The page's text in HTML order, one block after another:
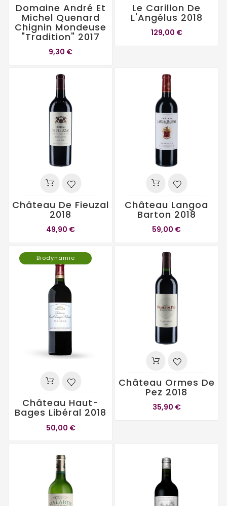
Domaine André Et
Michel Quenard
Chignin Mondeuse
"Tradition" 2017
9,30 €
Le Carillon De
L'Angélus 2018
129,00 €
Château De Fieuzal
2018
49,90 €
Château Langoa
Barton 2018
59,00 €
Biodynamie
Château Haut-
Bages Libéral 2018
50,00 €
Château Ormes De
Pez 2018
35,90 €